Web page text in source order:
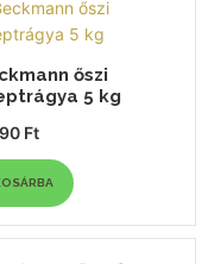
őszi
5 kg
Ft